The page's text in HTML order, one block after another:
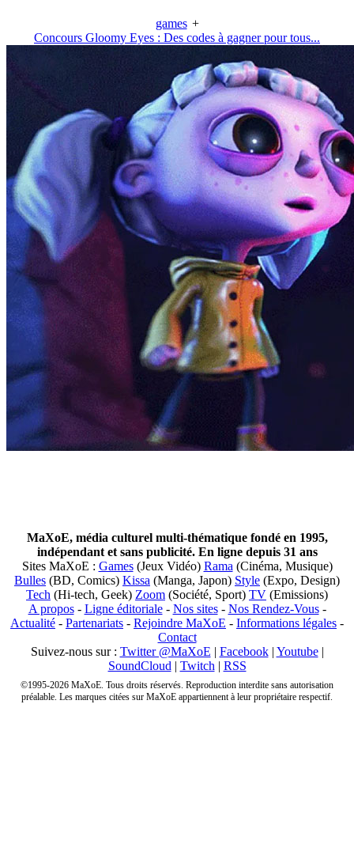
games +
Concours Gloomy Eyes : Des codes à gagner pour tous...
MaXoE, média culturel multi-thématique fondé en 1995,
indépendant et sans publicité. En ligne depuis 31 ans
Sites MaXoE : Games(Jeux Vidéo) Rama (Cinéma, Musique)
Bulles (BD, Comics) Kissa (Manga, Japon) Style (Expo, Design)
Tech (Hi-tech, Geek) Zoom (Société, Sport) TV (Emissions)
A propos- Ligne éditoriale- Nos sites- Nos Rendez-Vous-
Actualité - Partenariats - Rejoindre MaXoE - Informations légales -
Contact
Suivez-nous sur : Twitter @MaXoE | Facebook| Youtube|
SoundCloud | Twitch | RSS
©1995-2026 MaXoE. Tous droits réservés. Reproduction interdite sans autorisation
préalable. Les marques citées sur MaXoE appartiennent à leur propriétaire respectif.